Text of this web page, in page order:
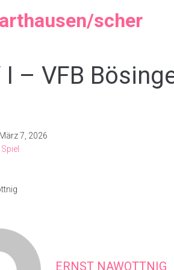
scher
I – VFB
7, 2026
Spiel
ERNST NAWOTTNIG